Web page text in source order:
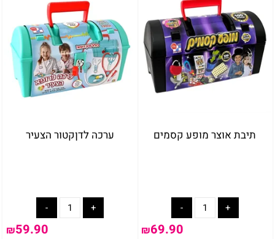
תיבת אוצר מופע קסמים
₪69.90
ערכה לדןקטור הצעיר
₪59.90